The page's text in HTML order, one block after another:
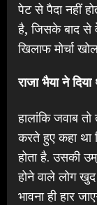
पेट से पैदा नहीं
है, जिसके बाद
खिलाफ मोर्चा
राजा भैया ने
हालांकि जवाब तो
करते हुए कहा था
होता है. उसकी
होने वाले लोग
भावना ही हार